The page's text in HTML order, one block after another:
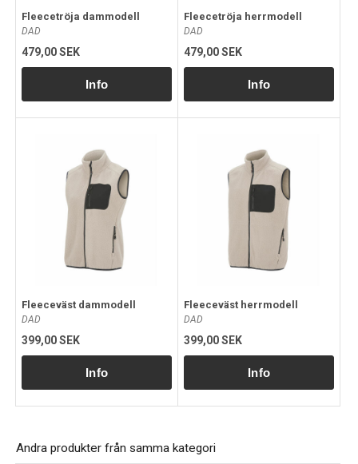
Fleecetröja dammodell
DAD
479,00 SEK
Fleecetröja herrmodell
DAD
479,00 SEK
Fleeceväst dammodell
DAD
399,00 SEK
Fleeceväst herrmodell
DAD
399,00 SEK
Andra produkter från samma kategori